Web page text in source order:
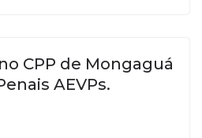
CPP de Mongaguá
AEVPs.